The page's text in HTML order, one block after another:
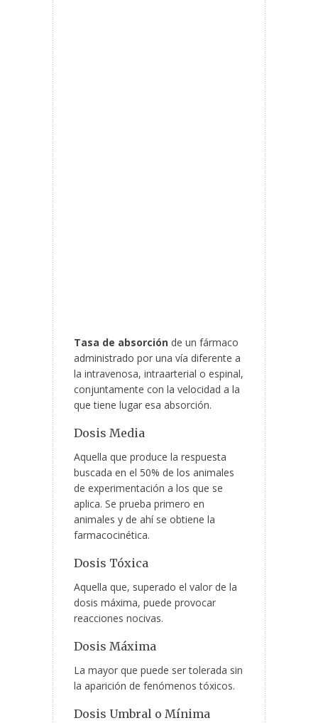
Tasa de absorción de un fármaco
administrado por una vía diferente a
la intravenosa, intraarterial o espinal,
conjuntamente con la velocidad a la
que tiene lugar esa absorción.
Dosis Media
Aquella que produce la respuesta
buscada en el 50% de los animales
de experimentación a los que se
aplica. Se prueba primero en
animales y de ahí se obtiene la
farmacocinética.
Dosis Tóxica
Aquella que, superado el valor de la
dosis máxima, puede provocar
reacciones nocivas.
Dosis Máxima
La mayor que puede ser tolerada sin
la aparición de fenómenos tóxicos.
Dosis Umbral o Mínima